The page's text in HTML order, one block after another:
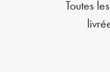
Toutes